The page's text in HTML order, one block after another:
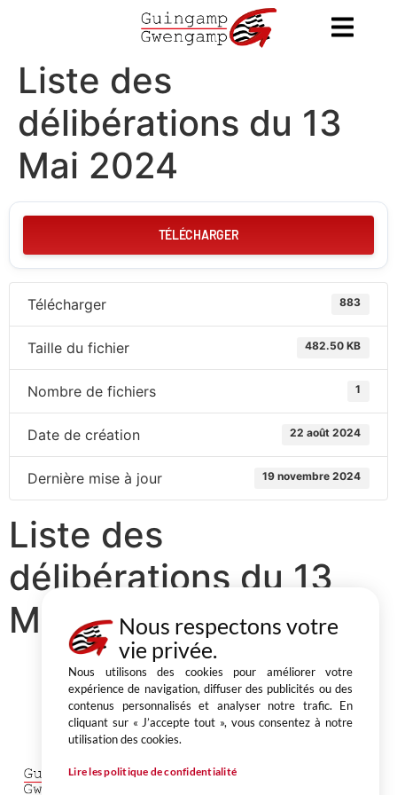
Liste des
délibérations du 13
Mai 2024
TÉLÉCHARGER
Télécharger 883
Taille du fichier 482.50 KB
Nombre de fichiers 1
Date de création 22 août 2024
Dernière mise à jour 19 novembre 2024
Liste des
délibérations du 13
Mai 2024
Partager
BP 50 543 22205 Guingamp cedex
Nous respectons votre
vie privée.
Nous utilisons des cookies pour améliorer votre
expérience de navigation, diffuser des publicités ou des
contenus personnalisés et analyser notre trafic. En
cliquant sur « J’accepte tout », vous consentez à notre
utilisation des cookies.
Lire les politique de confidentialité